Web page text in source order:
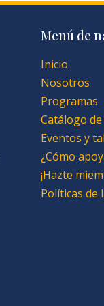
Menú de
Inicio
Nosotros
Programas
Catálogo
Eventos y
¿Cómo
¡Hazte
Políticas de